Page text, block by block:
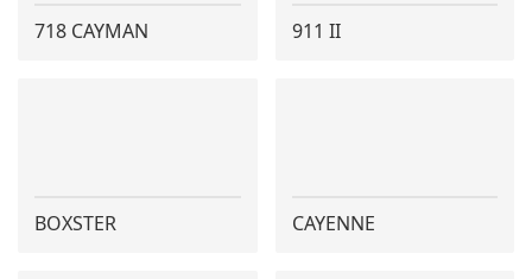
718 CAYMAN 911 II
BOXSTER CAYENNE